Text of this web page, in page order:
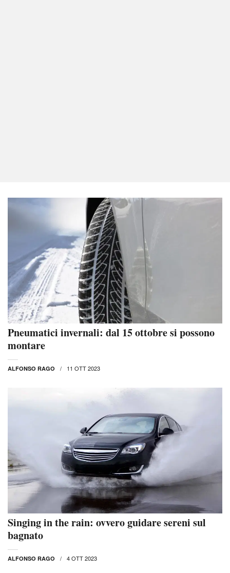
Pneumatici invernali: dal 15 ottobre si possono
montare
ALFONSO RAGO 11 OTT 2023
Singing in the rain: ovvero guidare sereni sul
bagnato
ALFONSO RAGO 4 OTT 2023